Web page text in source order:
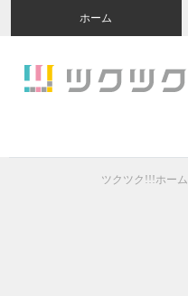
ホーム
ツクツク!!!ホーム